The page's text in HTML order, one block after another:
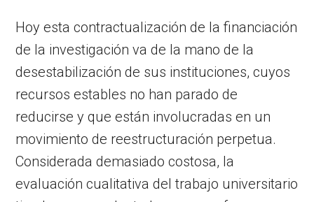
Hoy esta contractualización de la financiación
de la investigación va de la mano de la
desestabilización de sus instituciones, cuyos
recursos estables no han parado de
reducirse y que están involucradas en un
movimiento de reestructuración perpetua.
Considerada demasiado costosa, la
evaluación cualitativa del trabajo universitario